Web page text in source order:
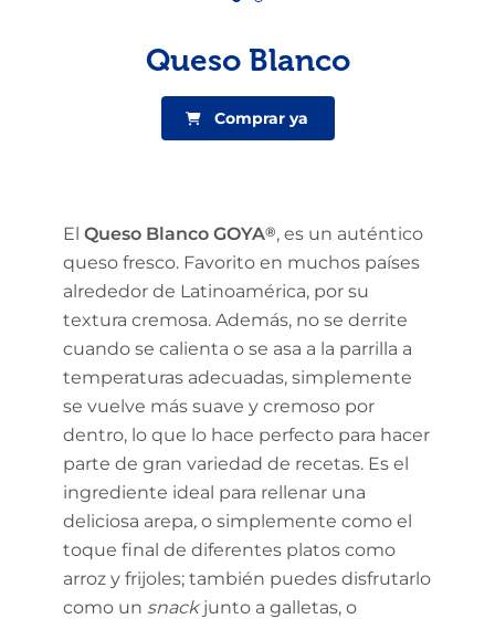
Queso Blanco
Comprar ya
El Queso Blanco GOYA®, es un auténtico
queso fresco. Favorito en muchos países
alrededor de Latinoamérica, por su
textura cremosa. Además, no se derrite
cuando se calienta o se asa a la parrilla a
temperaturas adecuadas, simplemente
se vuelve más suave y cremoso por
dentro, lo que lo hace perfecto para hacer
parte de gran variedad de recetas. Es el
ingrediente ideal para rellenar una
deliciosa arepa, o simplemente como el
toque final de diferentes platos como
arroz y frijoles; también puedes disfrutarlo
como un snack junto a galletas, o